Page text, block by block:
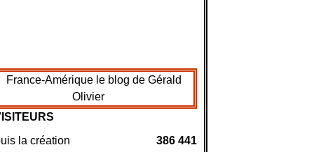
la création
386 441